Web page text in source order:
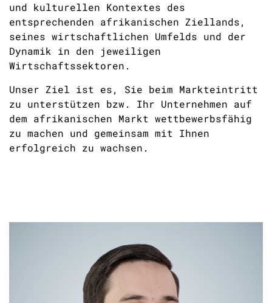
und kulturellen Kontextes des
entsprechenden afrikanischen Ziellands,
seines wirtschaftlichen Umfelds und der
Dynamik in den jeweiligen
Wirtschaftssektoren.
Unser Ziel ist es, Sie beim Markteintritt
zu unterstützen bzw. Ihr Unternehmen auf
dem afrikanischen Markt wettbewerbsfähig
zu machen und gemeinsam mit Ihnen
erfolgreich zu wachsen.